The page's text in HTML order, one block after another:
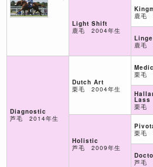
Diagnostic
芦毛 2014年生
Light Shift
鹿毛 2004年生
Dutch Art
栗毛 2004年生
Holistic
芦毛 2009年生
鹿毛
鹿毛
栗毛
Lass
栗毛
栗毛
芦毛